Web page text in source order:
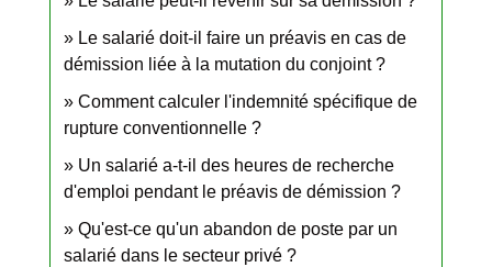
Le salarié doit-il faire un préavis en cas de
démission liée à la mutation du conjoint ?
Comment calculer l'indemnité spécifique de
rupture conventionnelle ?
Un salarié a-t-il des heures de recherche
d'emploi pendant le préavis de démission ?
Qu'est-ce qu'un abandon de poste par un
salarié dans le secteur privé ?